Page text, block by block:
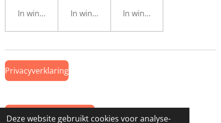
Deze website gebruikt cookies voor analyse-
In winkelwagenIn winkelwagenIn winkelwagen
Privacyverklaring
Algemene Voorwaarden